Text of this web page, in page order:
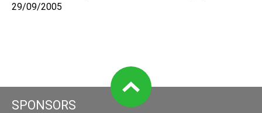
29/09/2005
SPONSORS